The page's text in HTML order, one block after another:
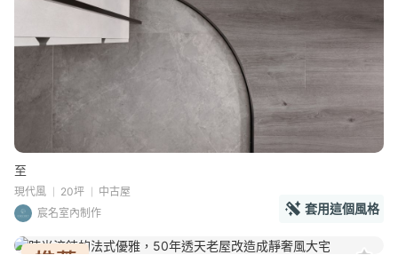
至
現代風 20坪
中古屋
宸名室內制作
套用這個風格